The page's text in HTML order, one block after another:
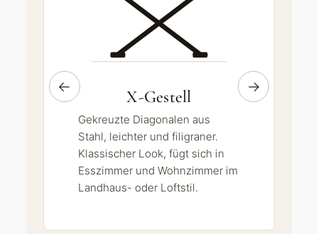
←
X-Gestell
Gekreuzte Diagonalen aus
Stahl, leichter und filigraner.
Klassischer Look, fügt sich in
Esszimmer und Wohnzimmer im
Landhaus- oder Loftstil.
→